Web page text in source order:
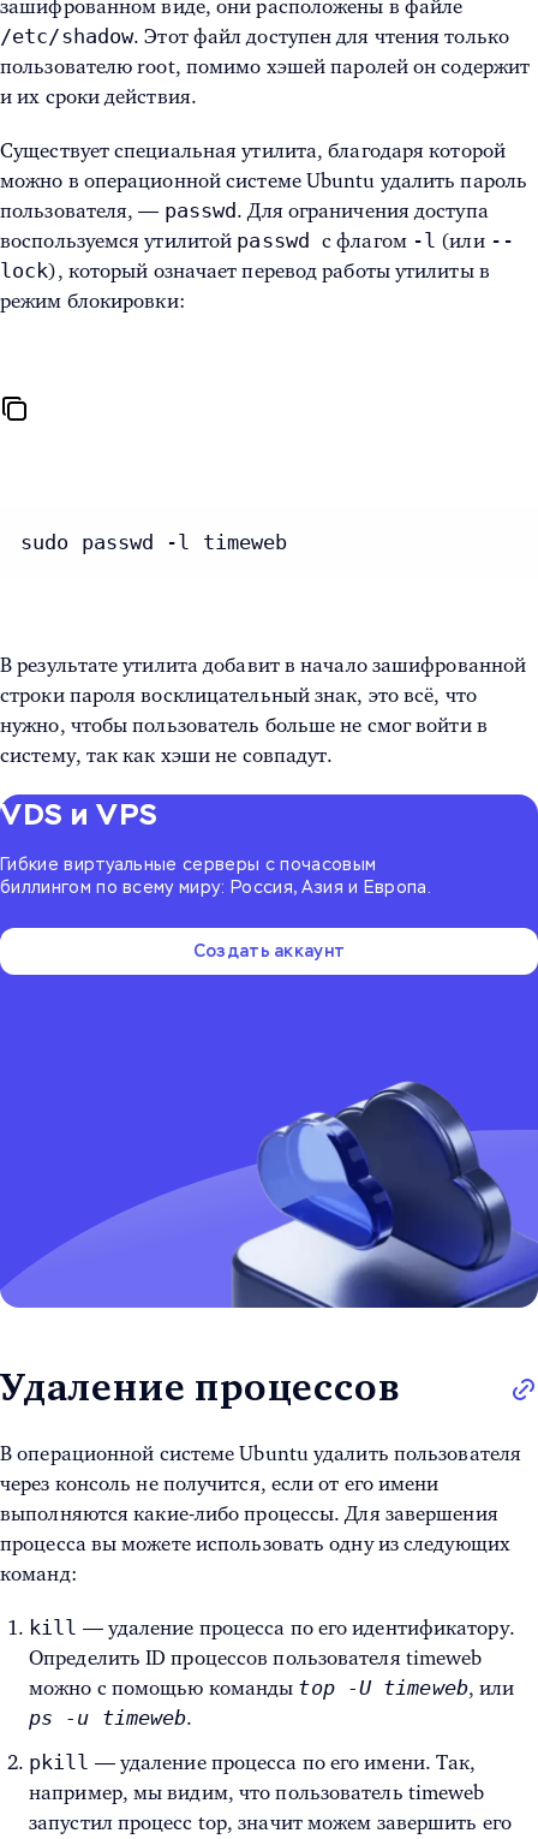
зашифрованном виде, они расположены в файле
/etc/shadow. Этот файл доступен для чтения только
пользователю root, помимо хэшей паролей он содержит
и их сроки действия.
Существует специальная утилита, благодаря которой
можно в операционной системе Ubuntu удалить пароль
пользователя, — passwd. Для ограничения доступа
воспользуемся утилитой passwdс флагом -l (или --
lock), который означает перевод работы утилиты в
режим блокировки:
sudo passwd -l timeweb
В результате утилита добавит в начало зашифрованной
строки пароля восклицательный знак, это всё, что
нужно, чтобы пользователь больше не смог войти в
систему, так как хэши не совпадут.
VDS и VPS
Гибкие виртуальные серверы с почасовым
биллингом по всему миру: Россия, Азия и Европа.
Создать аккаунт
Удаление процессов
В операционной системеUbuntu удалить пользователя
через консоль не получится, если от его имени
выполняются какие-либо процессы. Для завершения
процесса вы можете использовать одну из следующих
команд:
kill — удаление процесса по его идентификатору.
Определить ID процессов пользователя timeweb
можно с помощью команды top -U timeweb, или
ps -u timeweb.
pkill — удаление процесса по его имени. Так,
например, мы видим, что пользователь timeweb
запустил процесс top, значит можем завершить его